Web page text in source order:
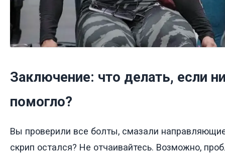
Заключение: что делать, если
помогло?
Вы проверили все болты, смазали
скрип остался? Не отчаивайтесь. Возможно,